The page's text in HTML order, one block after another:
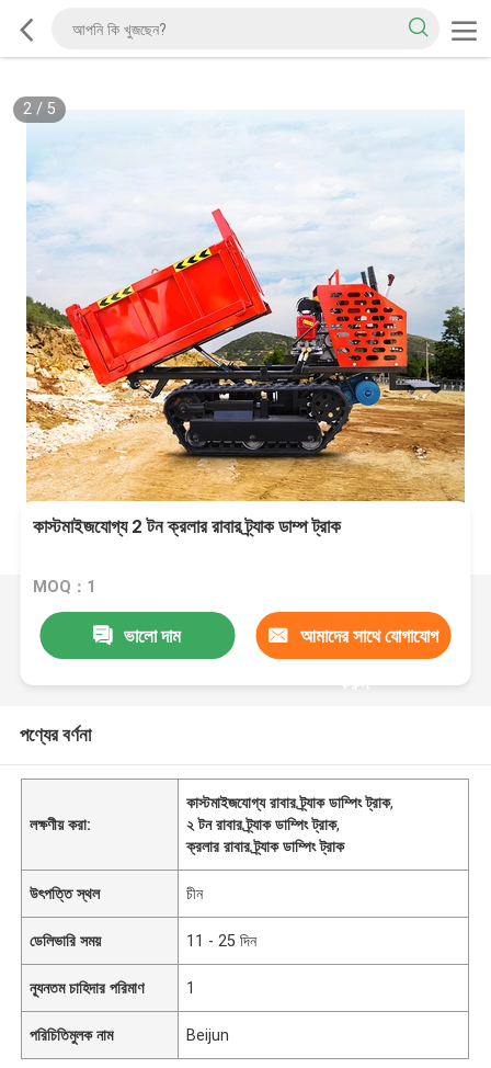
2/ 5
কাস্টমাইজযোগ্য 2 টন ক্রলার রাবার ট্র্যাক ডাম্প ট্রাক
MOQ：1
ভালো দাম আমাদের সাথে যোগাযোগ
করুন
পণ্যের বর্ণনা
লক্ষণীয় করা:
কাস্টমাইজযোগ্য রাবার ট্র্যাক ডাম্পিং ট্রাক,
২ টন রাবার ট্র্যাক ডাম্পিং ট্রাক,
ক্রলার রাবার ট্র্যাক ডাম্পিং ট্রাক
উৎপত্তি স্থল চীন
ডেলিভারি সময় 11 - 25 দিন
ন্যূনতম চাহিদার পরিমাণ 1
পরিচিতিমুলক নাম Beijun